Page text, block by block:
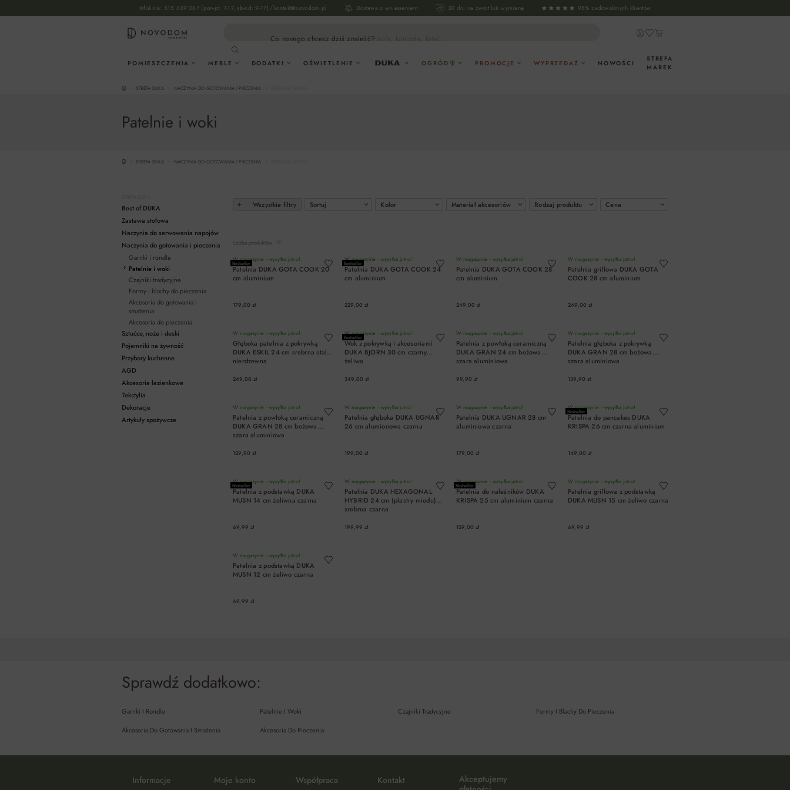
Przejdź do głównej nawigacji
Infolinia: 515 639 067 (pon-pt: 7-17, sb-nd: 9-17) / kontakt@novodom.pl Dostawa z wniesieniem 30 dni na zwrot lub wymianę 98% zadowolonych klientów
Co novego chcesz dziś znaleźć? sofa, komoda, fotel...
POMIESZCZENIA MEBLE DODATKI OŚWIETLENIE OGRÓD PROMOCJE WYPRZEDAŻ NOWOŚCI
STREFA
MAREK
STREFA DUKA NACZYNIA DO GOTOWANIA I PIECZENIA
Patelnie i woki
STREFA DUKA NACZYNIA DO GOTOWANIA I PIECZENIA
Best of DUKA
Zastawa stołowa
Naczynia do serwowania napojów
Naczynia do gotowania i pieczenia
Garnki i rondle
Patelnie i woki
Czajniki tradycyjne
Formy i blachy do pieczenia
Akcesoria do gotowania i
smażenia
Akcesoria do pieczenia
Sztućce, noże i deski
Pojemniki na żywność
Przybory kuchenne
AGD
Akcesoria łazienkowe
Tekstylia
Dekoracje
Artykuły spożywcze
Wszystkie filtry Cena
Sortuj Kolor Materiał akcesoriów Rodzaj produktu
Liczba produktów: 17
Bestseller
W magazynie - wysyłka jutro!
Patelnia DUKA GOTA COOK 20
cm aluminium
179,00 zł
Bestseller
W magazynie - wysyłka jutro!
Patelnia DUKA GOTA COOK 24
cm aluminium
229,00 zł
W magazynie - wysyłka jutro!
Patelnia DUKA GOTA COOK 28
cm aluminium
249,00 zł
W magazynie - wysyłka jutro!
Patelnia grillowa DUKA GOTA
COOK 28 cm aluminium
249,00 zł
W magazynie - wysyłka jutro!
Głęboka patelnia z pokrywką
DUKA ESKIL 24 cm srebrna stal
nierdzewna
249,00 zł
Bestseller
W magazynie - wysyłka jutro!
Wok z pokrywką i akcesoriami
DUKA BJORN 30 cm czarny
żeliwo
349,00 zł
W magazynie - wysyłka jutro!
Patelnia z powłoką ceramiczną
DUKA GRAN 24 cm beżowa
szara aluminiowa
99,90 zł
W magazynie - wysyłka jutro!
Patelnia głęboka z pokrywką
DUKA GRAN 28 cm beżowa
szara aluminiowa
139,90 zł
W magazynie - wysyłka jutro!
Patelnia z powłoką ceramiczną
DUKA GRAN 28 cm beżowa
szara aluminiowa
129,90 zł
W magazynie - wysyłka jutro!
Patelnia głęboka DUKA UGNAR
26 cm alumionowa czarna
199,00 zł
W magazynie - wysyłka jutro!
Patelnia DUKA UGNAR 28 cm
aluminiowa czarna
179,00 zł
Bestseller
W magazynie - wysyłka jutro!
Patelnia do pancakes DUKA
KRISPA 26 cm czarna aluminium
149,00 zł
Bestseller
W magazynie - wysyłka jutro!
Patelnia z podstawką DUKA
MUSN 14 cm żeliwna czarna
69,99 zł
W magazynie - wysyłka jutro!
Patelnia DUKA HEXAGONAL
HYBRID 24 cm (plastry miodu)
srebrna czarna
199,99 zł
Bestseller
W magazynie - wysyłka jutro!
Patelnia do naleśników DUKA
KRISPA 25 cm aluminium czarna
129,00 zł
W magazynie - wysyłka jutro!
Patelnia grillowa z podstawką
DUKA MUSN 15 cm żeliwo czarna
69,99 zł
W magazynie - wysyłka jutro!
Patelnia z podstawką DUKA
MUSN 12 cm żeliwo czarna
69,99 zł
Sprawdź dodatkowo:
Garnki I Rondle Patelnie I Woki Czajniki Tradycyjne
Formy I Blachy Do Pieczenia
Akcesoria Do Gotowania I Smażenia
Akcesoria Do Pieczenia
Informacje Moje konto Współpraca Kontakt
Akceptujemy